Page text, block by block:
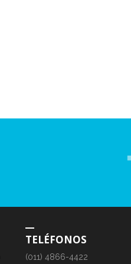
TELÉFONOS
(011) 4866-4422